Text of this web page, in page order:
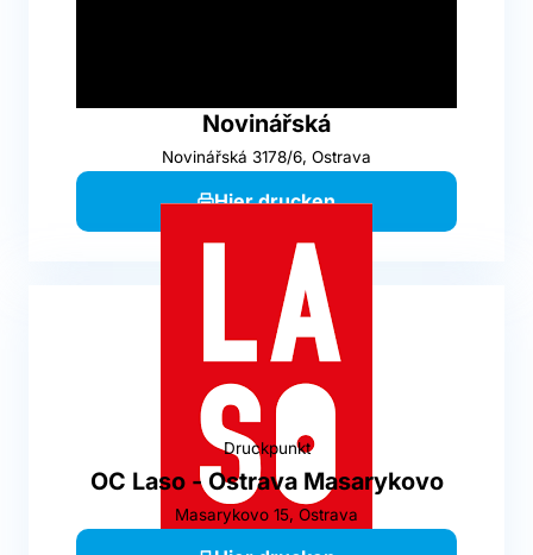
Novinářská
Novinářská 3178/6, Ostrava
Hier drucken
Druckpunkt
OC Laso - Ostrava Masarykovo
Masarykovo 15, Ostrava